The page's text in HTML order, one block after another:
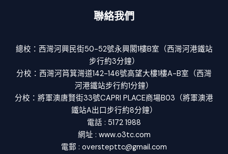
聯絡我們
總校：西灣河興民街50-52號永興閣1樓B室（西灣河港鐵站
步行約3分鐘）
分校：西灣河筲箕灣道142-146號高望大樓1樓A-B室（西灣
河港鐵站步行約1分鐘）
分校：將軍澳唐賢街33號CAPRI PLACE商場B03（將軍澳港
鐵站A出口步行約8分鐘）
電話 : 5172 1988
網址 : www.o3tc.com
電郵 : overstepttc@gmail.com